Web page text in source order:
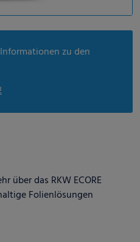
zu den
über das RKW ECORE
Folienlösungen